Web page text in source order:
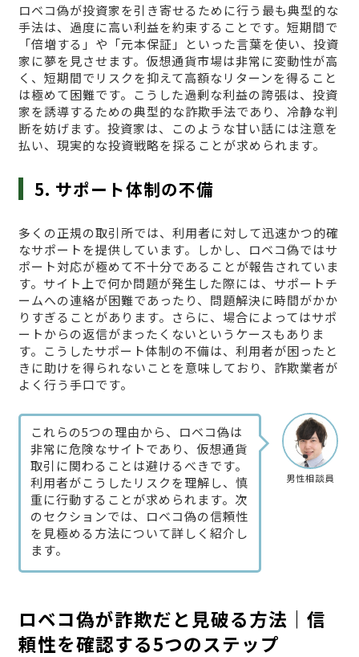
ロベコ偽が投資家を引き寄せるために行う最も典型的な
手法は、過度に高い利益を約束することです。短期間で
「倍増する」や「元本保証」といった言葉を使い、投資
家に夢を見させます。仮想通貨市場は非常に変動性が高
く、短期間でリスクを抑えて高額なリターンを得ること
は極めて困難です。こうした過剰な利益の誇張は、投資
家を誘導するための典型的な詐欺手法であり、冷静な判
断を妨げます。投資家は、このような甘い話には注意を
払い、現実的な投資戦略を採ることが求められます。
5. サポート体制の不備
多くの正規の取引所では、利用者に対して迅速かつ的確
なサポートを提供しています。しかし、ロベコ偽ではサ
ポート対応が極めて不十分であることが報告されていま
す。サイト上で何か問題が発生した際には、サポートチ
ームへの連絡が困難であったり、問題解決に時間がかか
りすぎることがあります。さらに、場合によってはサポ
ートからの返信がまったくないというケースもありま
す。こうしたサポート体制の不備は、利用者が困ったと
きに助けを得られないことを意味しており、詐欺業者が
よく行う手口です。
男性相談員
これらの5つの理由から、ロベコ偽は
非常に危険なサイトであり、仮想通貨
取引に関わることは避けるべきです。
利用者がこうしたリスクを理解し、慎
重に行動することが求められます。次
のセクションでは、ロベコ偽の信頼性
を見極める方法について詳しく紹介し
ます。
ロベコ偽が詐欺だと見破る方法｜信
頼性を確認する5つのステップ